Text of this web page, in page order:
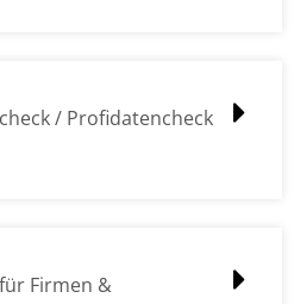
/ Profidatencheck
Firmen &